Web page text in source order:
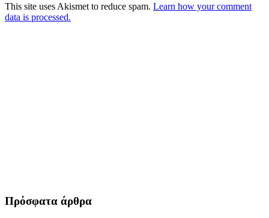
This site uses Akismet to reduce spam. Learn how your comment
data is processed.
Πρόσφατα άρθρα